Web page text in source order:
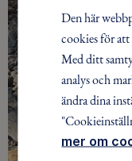
Den här
cookies för att
Med ditt
analys och
ändra dina
mer om